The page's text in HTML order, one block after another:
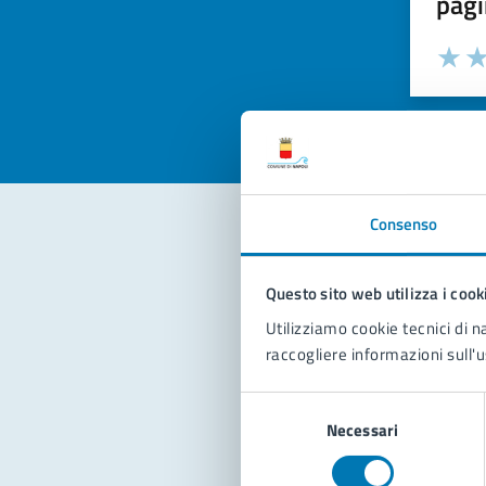
Consenso
Questo sito web utilizza i
Utilizziamo cookie tecnici di
raccogliere informazioni
Necessari
Valuta